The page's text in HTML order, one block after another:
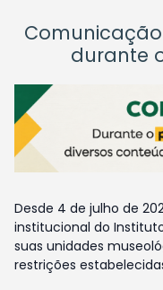
durante
Desde 4 de julho de
institucional do
suas unidades
restrições